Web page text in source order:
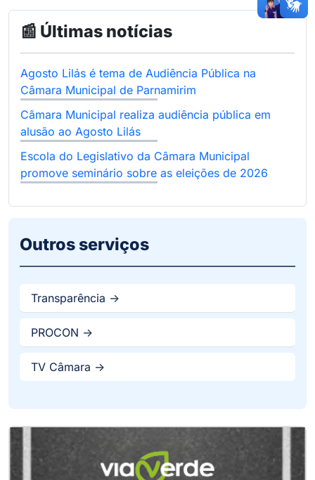
📰 Últimas notícias
Agosto Lilás é tema de Audiência Pública na
Câmara Municipal de Parnamirim
Câmara Municipal realiza audiência pública em
alusão ao Agosto Lilás
Escola do Legislativo da Câmara Municipal
promove seminário sobre as eleições de 2026
Outros serviços
Transparência ->
PROCON ->
TV Câmara ->